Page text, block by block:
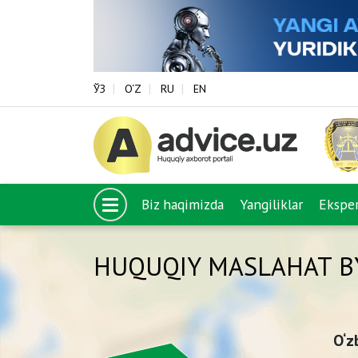
ЎЗ O‘Z RU EN
Biz haqimizda Yangiliklar
HUQUQIY MASLAHAT